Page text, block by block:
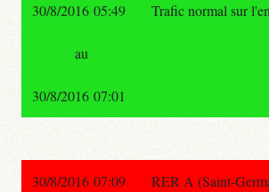
30/8/2016 05:49 Trafic normal sur
au
30/8/2016 07:01
30/8/2016 07:09
RER A (Saint-